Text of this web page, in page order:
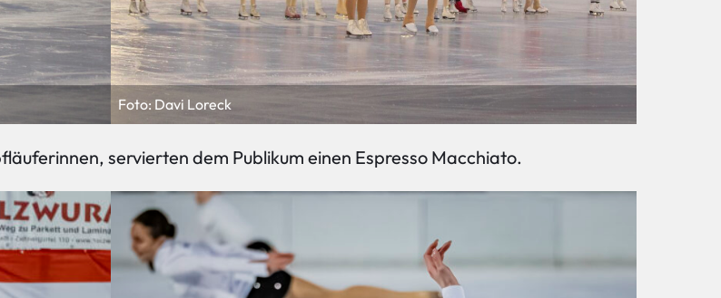
Foto: Davi Loreck
servierten dem Publikum einen Espresso Macchiato.